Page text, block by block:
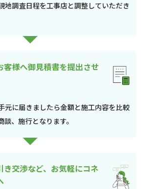
地調査日程を工事店と調整していただき
客様へ御見積書を提出させ
元に届きましたら金額と施工内容を比較
談、施行となります。
き交渉など、お気軽にコネ